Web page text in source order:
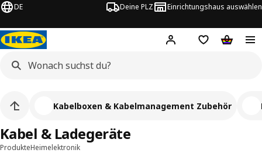
DE Deine PLZ Einrichtungshaus auswählen
Hej! Jetzt anmelden.
Einkaufsliste
ProdukteHeimelektronik
Kabel & Ladegeräte
Kabelboxen & Kabelmanagement Zubehör